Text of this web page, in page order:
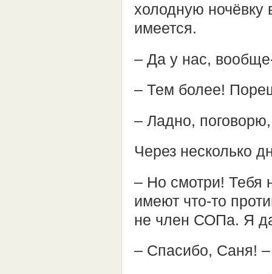
холодную ночёвку
имеется.
– Да у нас,
– Тем более!
– Ладно,
Через несколько
– Но смотри! Тебя
имеют что-то
не член СОПа. Я
– Спасибо, Саня!